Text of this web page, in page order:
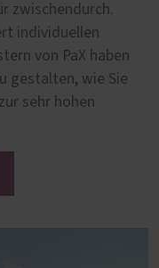
zwischendurch.
individuellen
von PaX haben
gestalten, wie Sie
sehr hohen